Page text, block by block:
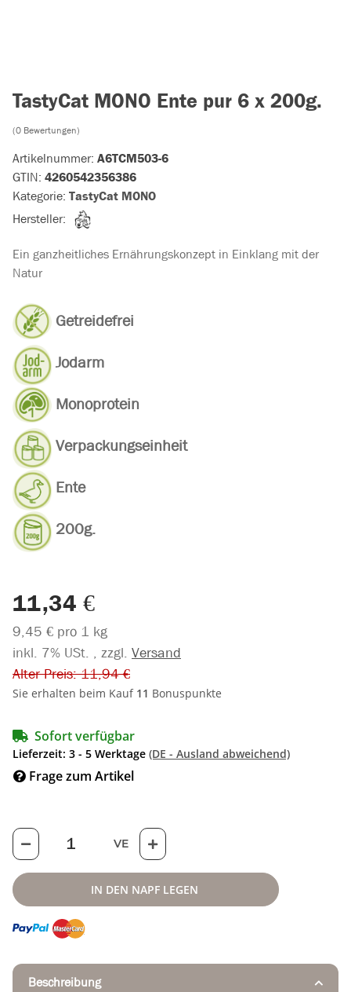
TastyCat MONO Ente pur 6 x 200g.
(0 Bewertungen)
Artikelnummer: A6TCM503-6
GTIN: 4260542356386
Kategorie: TastyCat MONO
Hersteller:
Ein ganzheitliches Ernährungskonzept in Einklang mit der
Natur
Getreidefrei
Jodarm
Monoprotein
Verpackungseinheit
Ente
200g.
11,34 €
9,45 € pro 1 kg
inkl. 7% USt. , zzgl. Versand
Alter Preis: 11,94 €
Sie erhalten beim Kauf 11 Bonuspunkte
Sofort verfügbar
Lieferzeit: 3 - 5 Werktage (DE - Ausland abweichend)
Frage zum Artikel
VE
IN DEN NAPF LEGEN
Beschreibung